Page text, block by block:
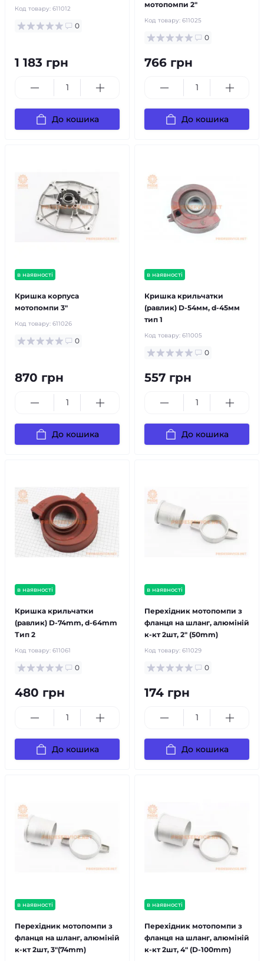
Код товару: 611012
0
1 183 грн
До кошика
мотопомпи 2"
Код товару: 611025
0
766 грн
До кошика
в наявності
Кришка корпуса
мотопомпи 3"
Код товару: 611026
0
870 грн
До кошика
в наявності
Кришка крильчатки
(равлик) D-54мм, d-45мм
тип 1
Код товару: 611005
0
557 грн
До кошика
в наявності
Кришка крильчатки
(равлик) D-74mm, d-64mm
Тип 2
Код товару: 611061
0
480 грн
До кошика
в наявності
Перехідник мотопомпи з
фланця на шланг, алюміній
к-кт 2шт, 2" (50mm)
Код товару: 611029
0
174 грн
До кошика
в наявності
Перехідник мотопомпи з
фланця на шланг, алюміній
к-кт 2шт, 3"(74mm)
в наявності
Перехідник мотопомпи з
фланця на шланг, алюміній
к-кт 2шт, 4" (D-100mm)